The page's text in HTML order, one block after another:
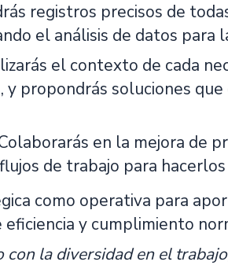
registros precisos de
el análisis de datos para
el contexto de cada
propondrás soluciones
en la mejora de
de trabajo para
como operativa para
y cumplimiento
la diversidad en el